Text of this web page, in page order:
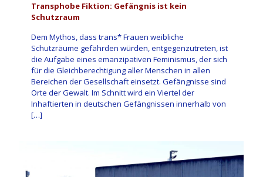
Transphobe Fiktion: Gefängnis ist kein
Schutzraum
Dem Mythos, dass trans* Frauen weibliche
Schutzräume gefährden würden, entgegenzutreten, ist
die Aufgabe eines emanzipativen Feminismus, der sich
für die Gleichberechtigung aller Menschen in allen
Bereichen der Gesellschaft einsetzt. Gefängnisse sind
Orte der Gewalt. Im Schnitt wird ein Viertel der
Inhaftierten in deutschen Gefängnissen innerhalb von
[…]